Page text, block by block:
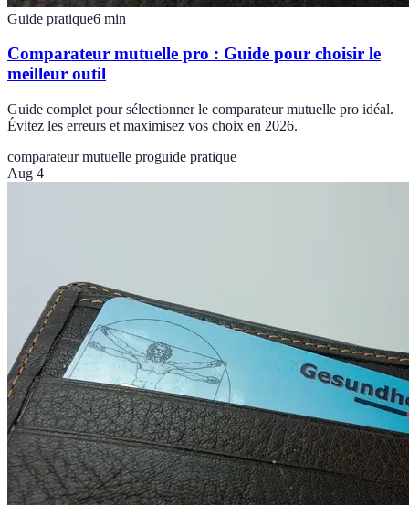
Guide pratique6 min
Comparateur mutuelle pro : Guide pour choisir le
meilleur outil
Guide complet pour sélectionner le comparateur mutuelle pro idéal.
Évitez les erreurs et maximisez vos choix en 2026.
comparateur mutuelle proguide pratique
Aug 4